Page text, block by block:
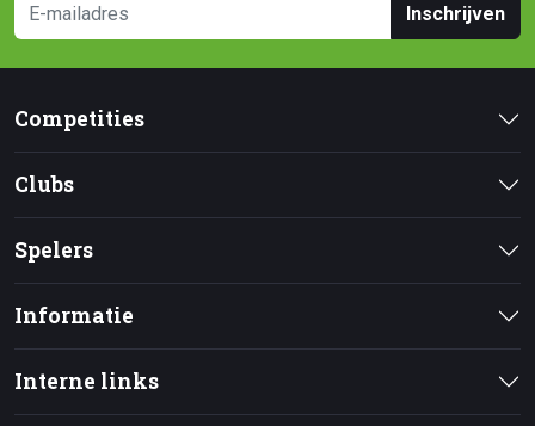
Inschrijven
Competities
Clubs
Spelers
Informatie
Interne links